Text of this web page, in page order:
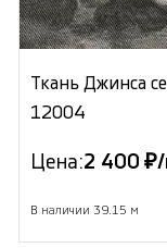
Ткань Джинса
12004
Цена:2 400
В наличии 39.15 м